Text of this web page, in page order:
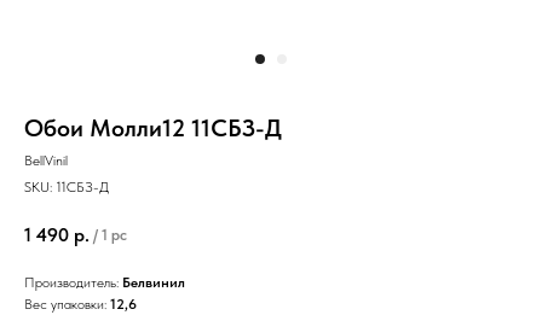
Обои Молли12 11СБЗ-Д
BellVinil
SKU: 11СБЗ-Д
1 490 р. / 1 pc
Производитель: Белвинил
Вес упаковки: 12,6